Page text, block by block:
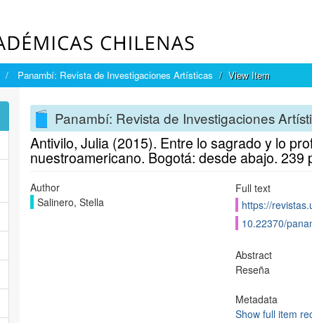
Panambí: Revista de Investigaciones Artísticas View Item
Panambí: Revista de Investigaciones
Antivilo, Julia (2015). Entre lo sagrado y lo
nuestroamericano. Bogotá: desde abajo. 239
Author
Salinero, Stella
Full text
https://
10.22370/
Abstract
Reseña
Metadata
Show full item